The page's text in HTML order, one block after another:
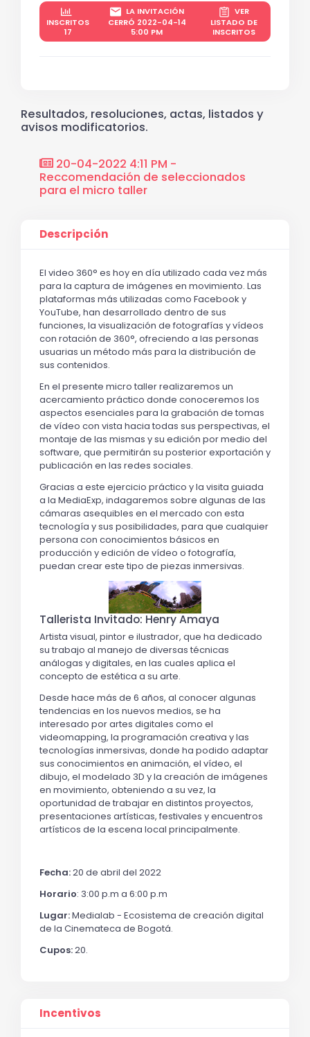
INSCRITOS
17
LA INVITACIÓN
CERRÓ 2022-04-14
5:00 PM
VER
LISTADO DE
INSCRITOS
Resultados, resoluciones, actas, listados y
avisos modificatorios.
20-04-2022 4:11 PM -
Reccomendación de seleccionados
para el micro taller
Descripción
El video 360° es hoy en día utilizado cada vez más
para la captura de imágenes en movimiento. Las
plataformas más utilizadas como Facebook y
YouTube, han desarrollado dentro de sus
funciones, la visualización de fotografías y vídeos
con rotación de 360°, ofreciendo a las personas
usuarias un método más para la distribución de
sus contenidos.
En el presente micro taller realizaremos un
acercamiento práctico donde conoceremos los
aspectos esenciales para la grabación de tomas
de vídeo con vista hacia todas sus perspectivas, el
montaje de las mismas y su edición por medio del
software, que permitirán su posterior exportación y
publicación en las redes sociales.
Gracias a este ejercicio práctico y la visita guiada
a la MediaExp, indagaremos sobre algunas de las
cámaras asequibles en el mercado con esta
tecnología y sus posibilidades, para que cualquier
persona con conocimientos básicos en
producción y edición de vídeo o fotografía,
puedan crear este tipo de piezas inmersivas.
Tallerista Invitado: Henry Amaya
Artista visual, pintor e ilustrador, que ha dedicado
su trabajo al manejo de diversas técnicas
análogas y digitales, en las cuales aplica el
concepto de estética a su arte.
Desde hace más de 6 años, al conocer algunas
tendencias en los nuevos medios, se ha
interesado por artes digitales como el
videomapping, la programación creativa y las
tecnologías inmersivas, donde ha podido adaptar
sus conocimientos en animación, el vídeo, el
dibujo, el modelado 3D y la creación de imágenes
en movimiento, obteniendo a su vez, la
oportunidad de trabajar en distintos proyectos,
presentaciones artísticas, festivales y encuentros
artísticos de la escena local principalmente.
Fecha:20 de abril del 2022
Horario: 3:00 p.m a 6:00 p.m
Lugar:Medialab - Ecosistema de creación digital
de la Cinemateca de Bogotá.
Cupos:20.
Incentivos